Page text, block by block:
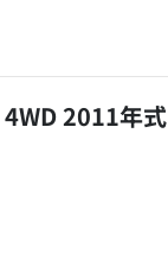
2011年式